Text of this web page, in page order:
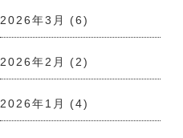
2026年3月 (6)
2026年2月 (2)
2026年1月 (4)